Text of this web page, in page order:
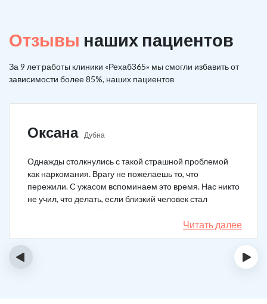
Отзывы наших пациентов
За 9 лет работы клиники «Рехаб365» мы смогли избавить от
зависимости более 85%, наших пациентов
Оксана Дубна
Однажды столкнулись с такой страшной проблемой
как наркомания. Врагу не пожелаешь то, что
пережили. С ужасом вспоминаем это время. Нас никто
не учил, что делать, если близкий человек стал
наркозависимым. Честно говоря, надежды не было,
думали, что все лечение бесполезно, но решили
попробовать и отправить родственника в клинику на
Читать далее
‹ ›